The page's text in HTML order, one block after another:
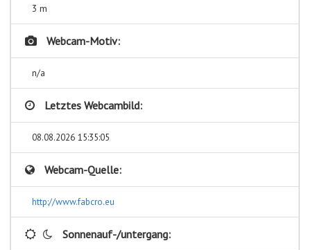
3 m
Webcam-Motiv:
n/a
Letztes Webcambild:
08.08.2026 15:35:05
Webcam-Quelle:
http://www.fabcro.eu
Sonnenauf-/untergang: